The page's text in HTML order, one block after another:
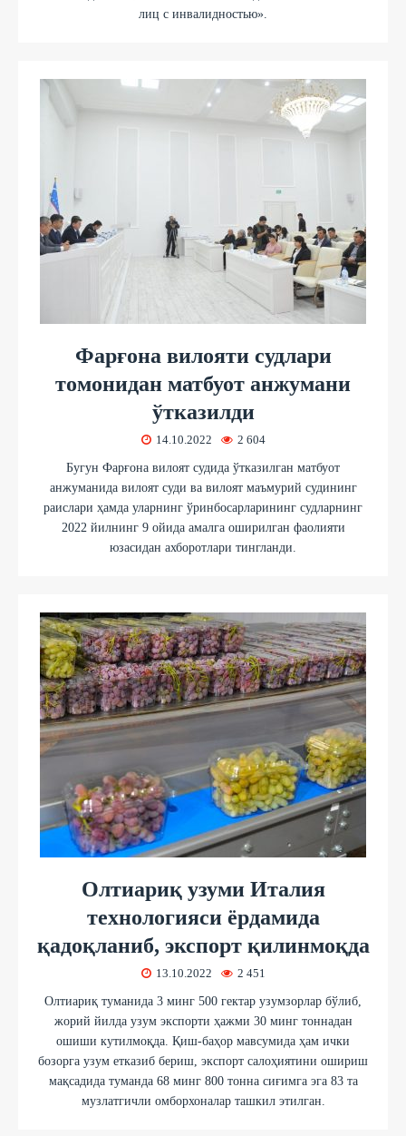
лиц с инвалидностью».
Фарғона вилояти судлари
томонидан матбуот анжумани
ўтказилди
14.10.2022 2 604
Бугун Фарғона вилоят судида ўтказилган матбуот
анжуманида вилоят суди ва вилоят маъмурий судининг
раислари ҳамда уларнинг ўринбосарларининг судларнинг
2022 йилнинг 9 ойида амалга оширилган фаолияти
юзасидан ахборотлари тингланди.
Олтиариқ узуми Италия
технологияси ёрдамида
қадоқланиб, экспорт қилинмоқда
13.10.2022 2 451
Олтиариқ туманида 3 минг 500 гектар узумзорлар бўлиб,
жорий йилда узум экспорти ҳажми 30 минг тоннадан
ошиши кутилмоқда. Қиш-баҳор мавсумида ҳам ички
бозорга узум етказиб бериш, экспорт салоҳиятини ошириш
мақсадида туманда 68 минг 800 тонна сиғимга эга 83 та
музлатгичли омборхоналар ташкил этилган.